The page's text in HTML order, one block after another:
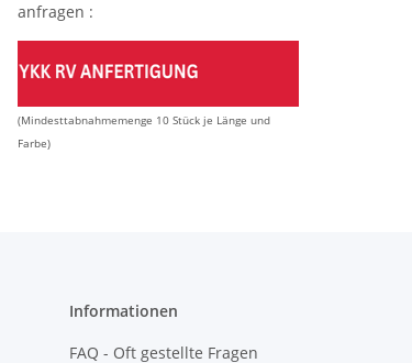
anfragen :
(Mindesttabnahmemenge 10 Stück je Länge und
Farbe)
Informationen
FAQ - Oft gestellte Fragen